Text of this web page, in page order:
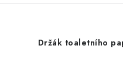
Držák toaletního